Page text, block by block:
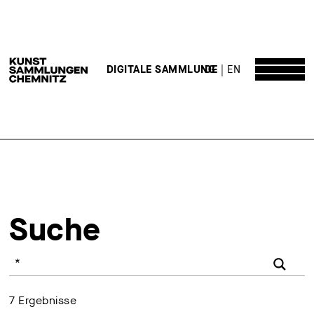
DE EN
DIGITALE SAMMLUNG
Suche
Ihr Suchbegriff
7 Ergebnisse